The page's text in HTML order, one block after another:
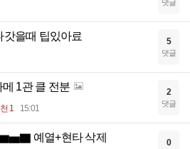
댓글
갓을때 팁있아료 5
댓글
1관 클 전분
1 15:01
2
댓글
예열+현타 삭제 0